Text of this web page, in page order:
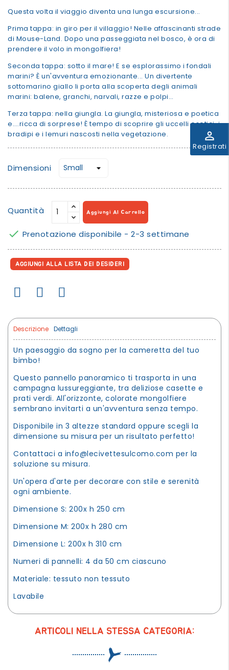
perm_identity
Registrati
Questa volta il viaggio diventa una lunga escursione...
Prima tappa: in giro per il villaggio! Nelle affascinanti strade
di Mouse-Land. Dopo una passeggiata nel bosco, è ora di
prendere il volo in mongolfiera!
Seconda tappa: sotto il mare! E se esplorassimo i fondali
marini? È un'avventura emozionante... Un divertente
sottomarino giallo li porta alla scoperta degli animali
marini: balene, granchi, narvali, razze e polpi…
Terza tappa: nella giungla. La giungla, misteriosa e poetica
e….ricca di sorprese! È tempo di scoprire gli uccelli esotici, i
bradipi e i lemuri nascosti nella vegetazione.
Dimensioni
Quantità Aggiungi Al Carrello
 Prenotazione disponibile - 2-3 settimane
AGGIUNGI ALLA LISTA DEI DESIDERI
Descrizione Dettagli
Un paesaggio da sogno per la cameretta del tuo
bimbo!
Questo pannello panoramico ti trasporta in una
campagna lussureggiante, tra deliziose casette e
prati verdi. All'orizzonte, colorate mongolfiere
sembrano invitarti a un'avventura senza tempo.
Disponibile in 3 altezze standard oppure scegli la
dimensione su misura per un risultato perfetto!
Contattaci a info@lecivettesulcomo.com per la
soluzione su misura.
Un'opera d'arte per decorare con stile e serenità
ogni ambiente.
Dimensione S: 200x h 250 cm
Dimensione M: 200x h 280 cm
Dimensione L: 200x h 310 cm
Numeri di pannelli: 4 da 50 cm ciascuno
Materiale: tessuto non tessuto
Lavabile
ARTICOLI NELLA STESSA CATEGORIA: